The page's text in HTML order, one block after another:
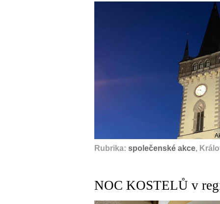
Rubrika: společenské akce,
NOC KOSTELŮ v